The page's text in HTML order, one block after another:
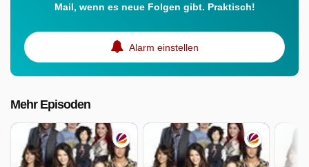
Mail, wenn es neue Folgen gibt. Praktisch!
Alarm einstellen
Mehr Episoden